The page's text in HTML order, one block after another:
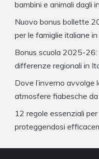
bambini e animali dagli
Nuovo bonus bollette
per le famiglie italiane
Bonus scuola 2025-26:
differenze regionali in
Dove l’inverno avvolge
atmosfere fiabesche da
12 regole essenziali
proteggendosi